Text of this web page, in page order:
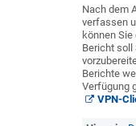
Nach dem
verfassen
können
Bericht soll
Berichte
Verfügung
VPN-